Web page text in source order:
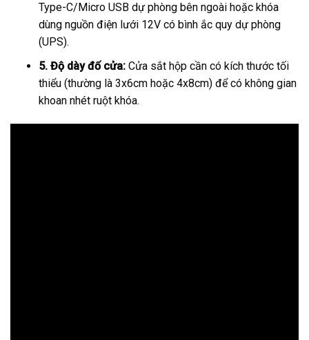
Type-C/Micro USB dự phòng bên ngoài hoặc khóa
dùng nguồn điện lưới 12V có bình ắc quy dự phòng
(UPS).
5. Độ dày đố cửa:Cửa sắt hộp cần có kích thước tối
thiểu (thường là 3x6cm hoặc 4x8cm) để có không gian
khoan nhét ruột khóa.